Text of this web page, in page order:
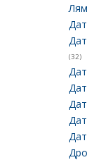
(32)